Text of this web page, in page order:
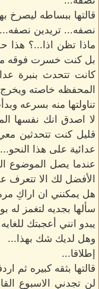
قالتها ببساطه ليصرخ
نصفه... تريدين نصفه...
ماذا تظن اذا...؟ هذا
بل كنت خسرت فوقه من
كانت تتحدث بنبرة
المحفظه خاصته ويخرج
تناولتها منه بسرعه
لا اصدق انك نفسها
قليل كنت تتحدثين
عدائية على هذا النحو...
عندما يصل الموضوع
الأفضل لك الا تتعرف
هل يمكنني ان اراكِ
سألها بجديه لتغمز له
يبدو انني أعجبتك
وهل لديك شك بهذا...
إطلاقا...
قالتها بثقه كبيره ثم
لن تجدني الاسبوع